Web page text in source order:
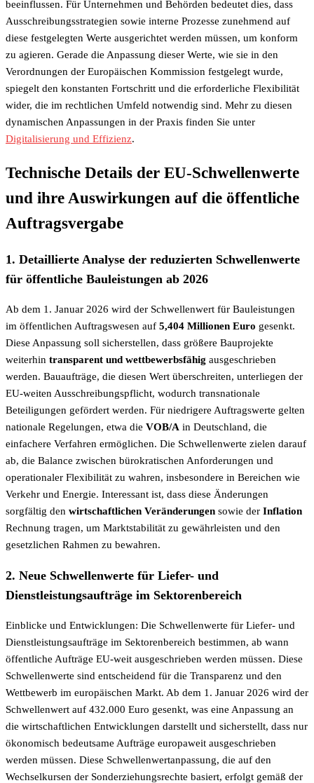
beeinflussen. Für Unternehmen und Behörden bedeutet dies, dass
Ausschreibungsstrategien sowie interne Prozesse zunehmend auf
diese festgelegten Werte ausgerichtet werden müssen, um konform
zu agieren. Gerade die Anpassung dieser Werte, wie sie in den
Verordnungen der Europäischen Kommission festgelegt wurde,
spiegelt den konstanten Fortschritt und die erforderliche Flexibilität
wider, die im rechtlichen Umfeld notwendig sind. Mehr zu diesen
dynamischen Anpassungen in der Praxis finden Sie unter
Digitalisierung und Effizienz.
Technische Details der EU-Schwellenwerte
und ihre Auswirkungen auf die öffentliche
Auftragsvergabe
1. Detaillierte Analyse der reduzierten Schwellenwerte
für öffentliche Bauleistungen ab 2026
Ab dem 1. Januar 2026 wird der Schwellenwert für Bauleistungen
im öffentlichen Auftragswesen auf 5,404 Millionen Euro gesenkt.
Diese Anpassung soll sicherstellen, dass größere Bauprojekte
weiterhin transparent und wettbewerbsfähig ausgeschrieben
werden. Bauaufträge, die diesen Wert überschreiten, unterliegen der
EU-weiten Ausschreibungspflicht, wodurch transnationale
Beteiligungen gefördert werden. Für niedrigere Auftragswerte gelten
nationale Regelungen, etwa die VOB/A in Deutschland, die
einfachere Verfahren ermöglichen. Die Schwellenwerte zielen darauf
ab, die Balance zwischen bürokratischen Anforderungen und
operationaler Flexibilität zu wahren, insbesondere in Bereichen wie
Verkehr und Energie. Interessant ist, dass diese Änderungen
sorgfältig den wirtschaftlichen Veränderungen sowie der Inflation
Rechnung tragen, um Marktstabilität zu gewährleisten und den
gesetzlichen Rahmen zu bewahren.
2. Neue Schwellenwerte für Liefer- und
Dienstleistungsaufträge im Sektorenbereich
Einblicke und Entwicklungen: Die Schwellenwerte für Liefer- und
Dienstleistungsaufträge im Sektorenbereich bestimmen, ab wann
öffentliche Aufträge EU-weit ausgeschrieben werden müssen. Diese
Schwellenwerte sind entscheidend für die Transparenz und den
Wettbewerb im europäischen Markt. Ab dem 1. Januar 2026 wird der
Schwellenwert auf 432.000 Euro gesenkt, was eine Anpassung an
die wirtschaftlichen Entwicklungen darstellt und sicherstellt, dass nur
ökonomisch bedeutsame Aufträge europaweit ausgeschrieben
werden müssen. Diese Schwellenwertanpassung, die auf den
Wechselkursen der Sonderziehungsrechte basiert, erfolgt gemäß der